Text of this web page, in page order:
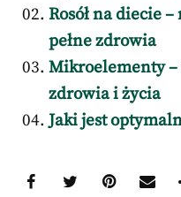
Rosół na diecie
pełne zdrowia
Mikroelementy
zdrowia i życia
Jaki jest